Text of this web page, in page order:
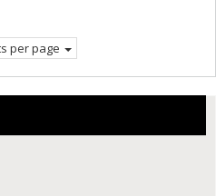
per page